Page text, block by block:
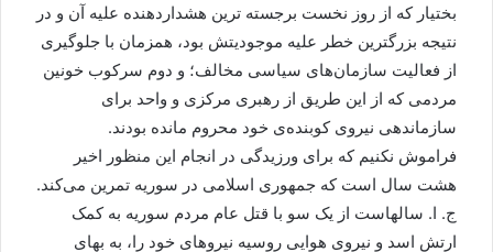
بختیار که از روز نخست برجسته ترین هشداردهنده علیه آن و در
نتیجه بزرگترین خطر علیه موجودیتش بود، همزمان با جلوگیری
از فعالیت سازمان‌های سیاسی مخالف؛ و دوم سرکوب خونین
مردمی که از این طریق از رهبری مرکزی و واحد برای
سازماندهی نیروی کوبنده‌ی خود محروم مانده بودند.
فراموش نکنیم که برای ورزیدگی در انجام این منظور اخیر
هشت سال است که جمهوری اسلامی در سوریه تمرین می‌کند.
ج. ا. سالهاست از یک سو با قتل عام مردم سوریه به کمک
ارتش اسد و نیروی هوایی روسیه نیروهای خود را، به بهای